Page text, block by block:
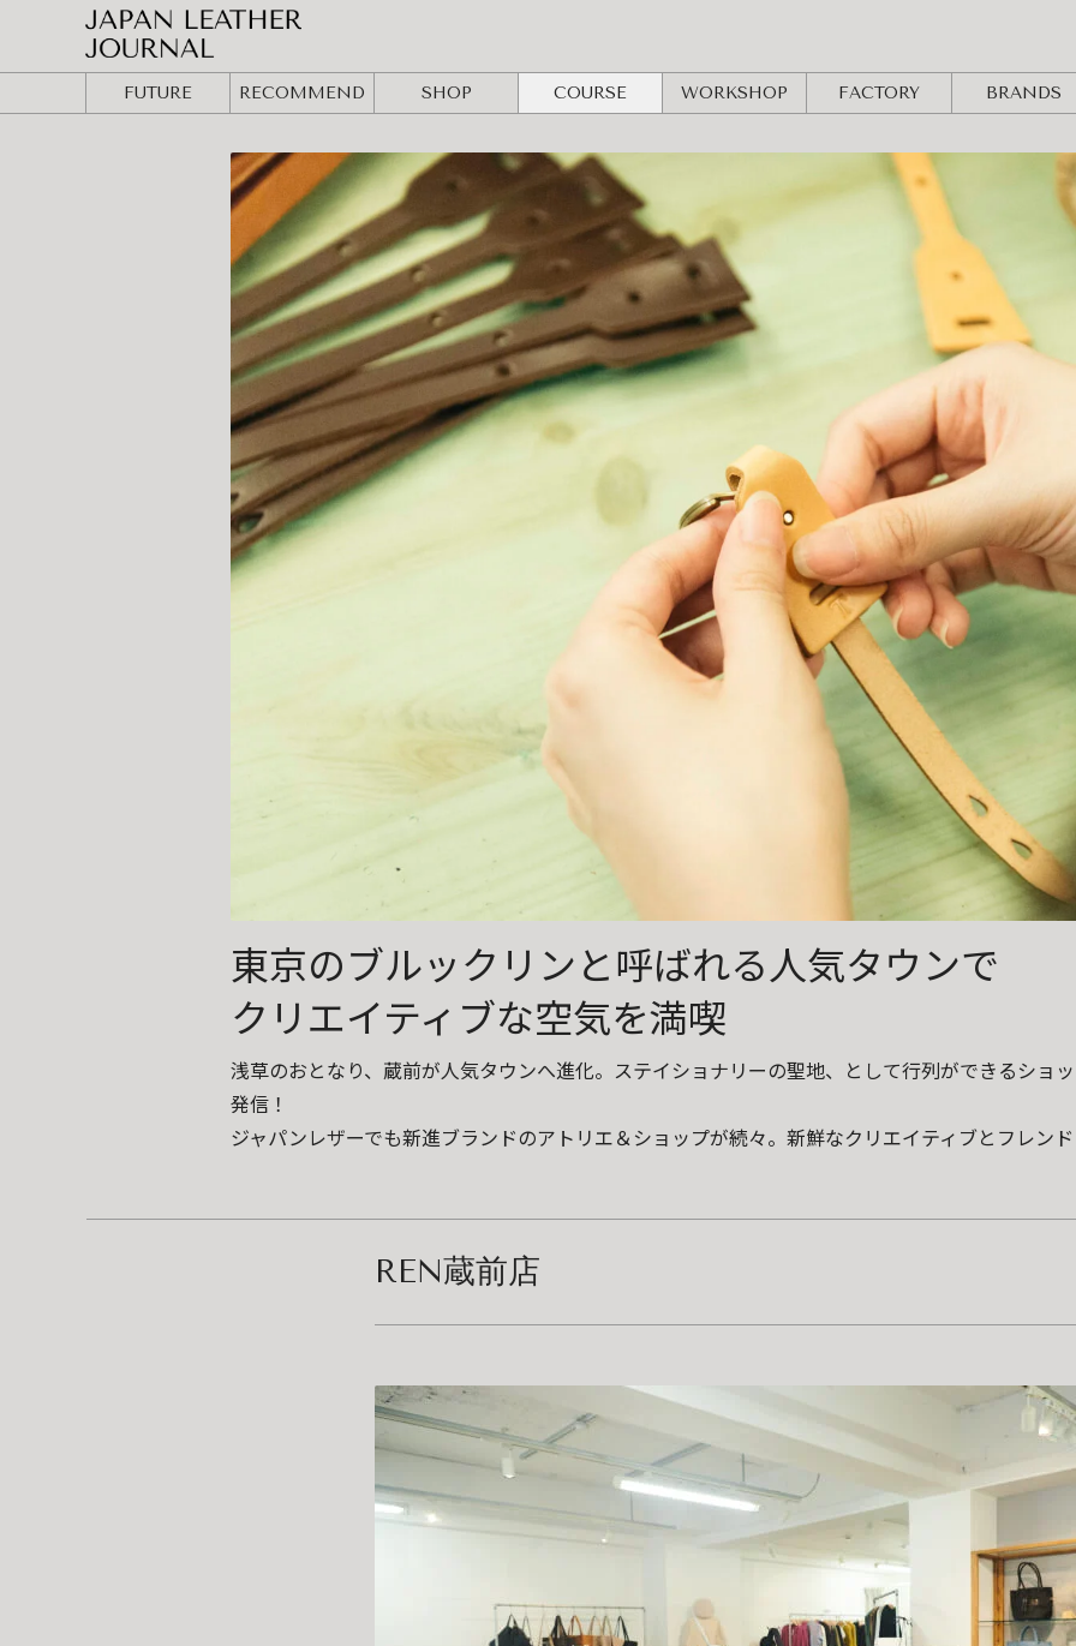
FUTURE RECOMMEND SHOP COURSE WORKSHOP FACTORY BRANDS
東京のブルックリンと呼ばれる人気タウンで
クリエイティブな空気を満喫
浅草のおとなり、蔵前が人気タウンへ進化。ステイショナリーの聖地、として行列ができるショ
発信！
ジャパンレザーでも新進ブランドのアトリエ＆ショップが続々。新鮮なクリエイティブとフレンド
REN蔵前店